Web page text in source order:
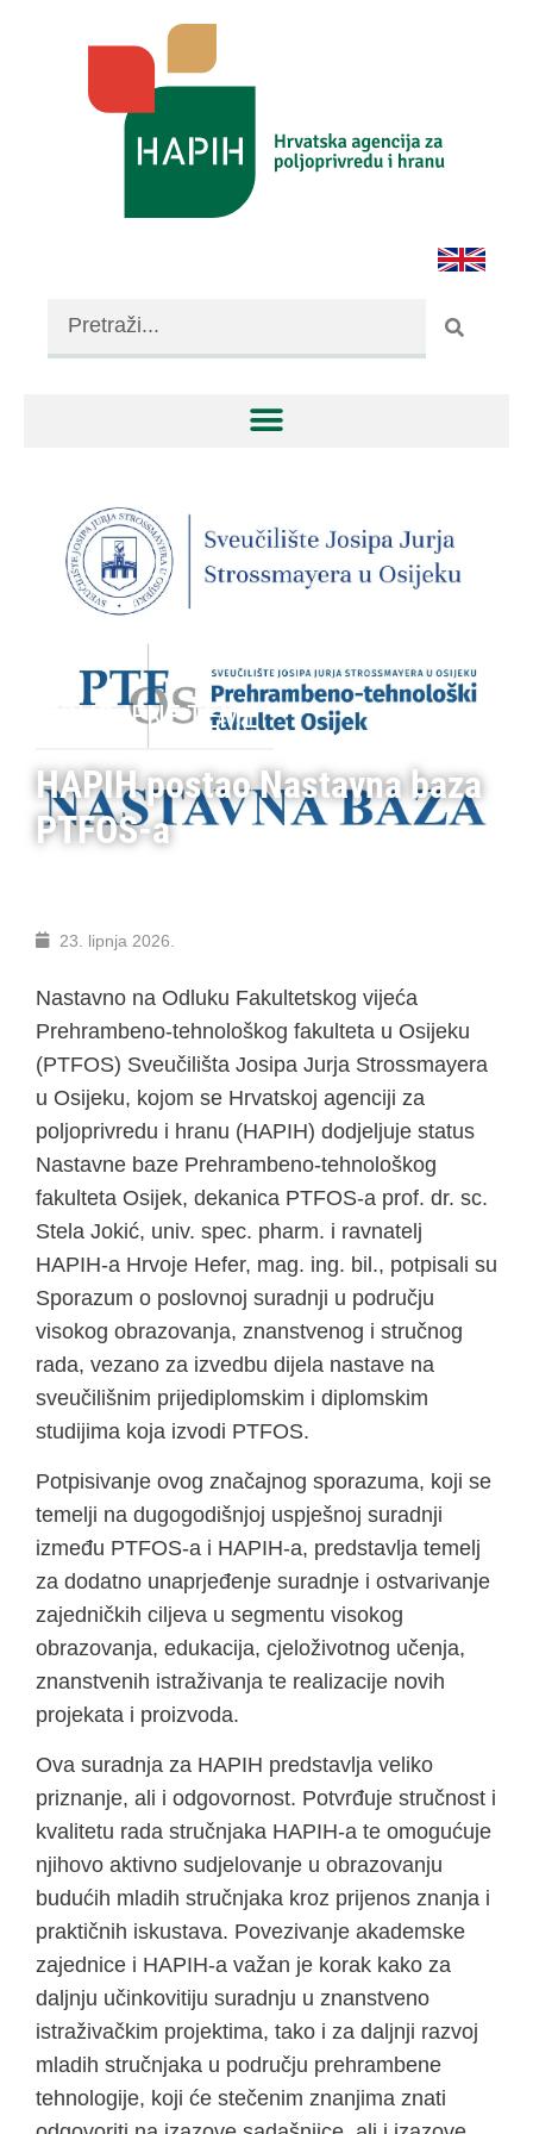
IZDVOJENE TEME
HAPIH postao Nastavna baza
PTFOS-a
23. lipnja 2026.
Nastavno na Odluku Fakultetskog vijeća
Prehrambeno-tehnološkog fakulteta u Osijeku
(PTFOS) Sveučilišta Josipa Jurja Strossmayera
u Osijeku, kojom se Hrvatskoj agenciji za
poljoprivredu i hranu (HAPIH) dodjeljuje status
Nastavne baze Prehrambeno-tehnološkog
fakulteta Osijek, dekanica PTFOS-a prof. dr. sc.
Stela Jokić, univ. spec. pharm. i ravnatelj
HAPIH-a Hrvoje Hefer, mag. ing. bil., potpisali su
Sporazum o poslovnoj suradnji u području
visokog obrazovanja, znanstvenog i stručnog
rada, vezano za izvedbu dijela nastave na
sveučilišnim prijediplomskim i diplomskim
studijima koja izvodi PTFOS.
Potpisivanje ovog značajnog sporazuma, koji se
temelji na dugogodišnjoj uspješnoj suradnji
između PTFOS-a i HAPIH-a, predstavlja temelj
za dodatno unaprjeđenje suradnje i ostvarivanje
zajedničkih ciljeva u segmentu visokog
obrazovanja, edukacija, cjeloživotnog učenja,
znanstvenih istraživanja te realizacije novih
projekata i proizvoda.
Ova suradnja za HAPIH predstavlja veliko
priznanje, ali i odgovornost. Potvrđuje stručnost i
kvalitetu rada stručnjaka HAPIH-a te omogućuje
njihovo aktivno sudjelovanje u obrazovanju
budućih mladih stručnjaka kroz prijenos znanja i
praktičnih iskustava. Povezivanje akademske
zajednice i HAPIH-a važan je korak kako za
daljnju učinkovitiju suradnju u znanstveno
istraživačkim projektima, tako i za daljnji razvoj
mladih stručnjaka u području prehrambene
tehnologije, koji će stečenim znanjima znati